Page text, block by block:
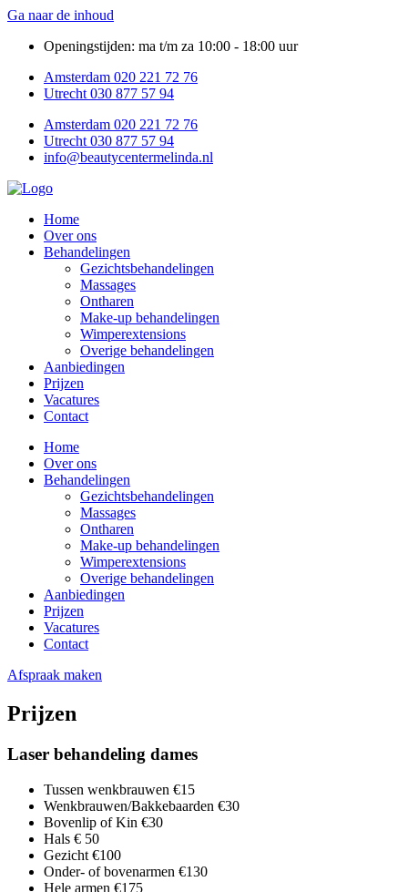
Ga naar de inhoud
Openingstijden: ma t/m za 10:00 - 18:00 uur
Amsterdam 020 221 72 76
Utrecht 030 877 57 94
Amsterdam 020 221 72 76
Utrecht 030 877 57 94
info@beautycentermelinda.nl
Home
Over ons
Behandelingen
Gezichtsbehandelingen
Massages
Ontharen
Make-up behandelingen
Wimperextensions
Overige behandelingen
Aanbiedingen
Prijzen
Vacatures
Contact
Home
Over ons
Behandelingen
Gezichtsbehandelingen
Massages
Ontharen
Make-up behandelingen
Wimperextensions
Overige behandelingen
Aanbiedingen
Prijzen
Vacatures
Contact
Afspraak maken
Prijzen
Laser behandeling dames
Tussen wenkbrauwen €15
Wenkbrauwen/Bakkebaarden €30
Bovenlip of Kin €30
Hals € 50
Gezicht €100
Onder- of bovenarmen €130
Hele armen €175